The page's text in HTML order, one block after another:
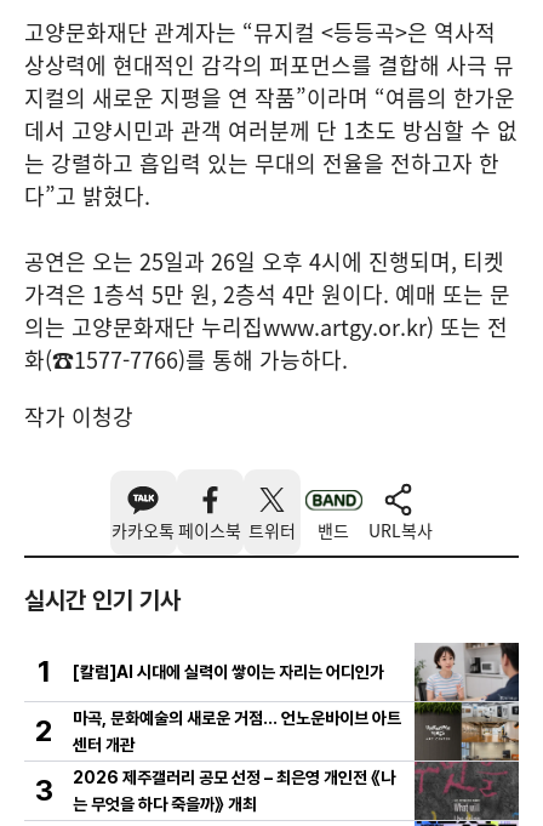
고양문화재단 관계자는 “뮤지컬 <등등곡>은 역사적
상상력에 현대적인 감각의 퍼포먼스를 결합해 사극 뮤
지컬의 새로운 지평을 연 작품”이라며 “여름의 한가운
데서 고양시민과 관객 여러분께 단 1초도 방심할 수 없
는 강렬하고 흡입력 있는 무대의 전율을 전하고자 한
다”고 밝혔다.
공연은 오는 25일과 26일 오후 4시에 진행되며, 티켓
가격은 1층석 5만 원, 2층석 4만 원이다. 예매 또는 문
의는 고양문화재단 누리집www.artgy.or.kr) 또는 전
화(☎1577-7766)를 통해 가능하다.
작가 이청강
카카오톡 페이스북 트위터 밴드 URL복사
실시간 인기 기사
1 [칼럼]AI 시대에 실력이 쌓이는 자리는 어디인가
2
마곡, 문화예술의 새로운 거점… 언노운바이브 아트
센터 개관
3
2026 제주갤러리 공모 선정 – 최은영 개인전 《나
는 무엇을 하다 죽을까》 개최